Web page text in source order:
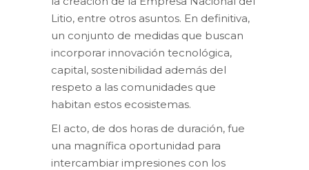
Litio, entre otros asuntos. En definitiva,
un conjunto de medidas que buscan
incorporar innovación tecnológica,
capital, sostenibilidad además del
respeto a las comunidades que
habitan estos ecosistemas.
El acto, de dos horas de duración, fue
una magnífica oportunidad para
intercambiar impresiones con los